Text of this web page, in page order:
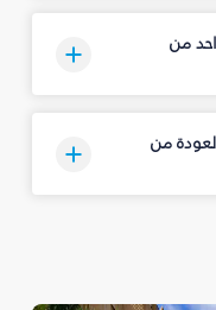
من
من